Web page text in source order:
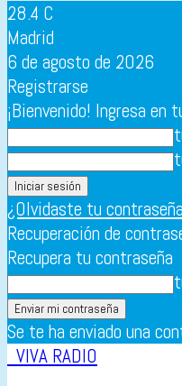
28.4 C
Madrid
6 de agosto de 2026
Registrarse
¡Bienvenido! Ingresa en
¿Olvidaste tu
Recuperación de
Recupera tu contraseña
Se te ha enviado una
VIVA RADIO